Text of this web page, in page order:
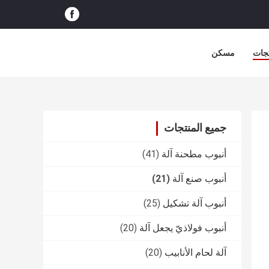
مسكن
جميع المنتجات
أنبوب مطحنة آلة (41)
أنبوب صنع آلة (21)
أنبوب آلة تشكيل (25)
أنبوب فولاذيّ يجعل آلة (20)
آلة لحام الأنابيب (20)